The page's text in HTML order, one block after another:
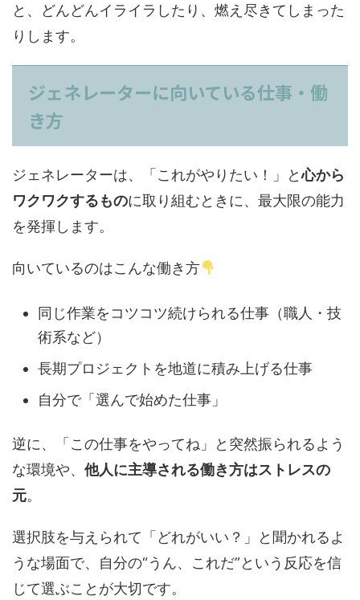
と、どんどんイライラしたり、燃え尽きてしまった
りします。
ジェネレーターに向いている仕事・働
き方
ジェネレーターは、「これがやりたい！」と心から
ワクワクするものに取り組むときに、最大限の能力
を発揮します。
向いているのはこんな働き方
同じ作業をコツコツ続けられる仕事（職人・技
術系など）
長期プロジェクトを地道に積み上げる仕事
自分で「選んで始めた仕事」
逆に、「この仕事をやってね」と突然振られるよう
な環境や、 他人に主導される働き方はストレスの
元。
選択肢を与えられて「どれがいい？」と聞かれるよ
うな場面で、自分の“うん、これだ”という反応を信
じて選ぶことが大切です。